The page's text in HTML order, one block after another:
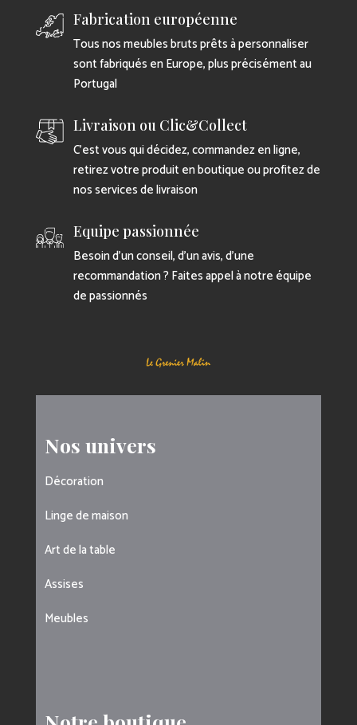
Fabrication européenne
Tous nos meubles bruts prêts à personnaliser
sont fabriqués en Europe, plus précisément au
Portugal
Livraison ou Clic&Collect
C’est vous qui décidez, commandez en ligne,
retirez votre produit en boutique ou profitez de
nos services de livraison
Equipe passionnée
Besoin d’un conseil, d’un avis, d’une
recommandation ? Faites appel à notre équipe
de passionnés
Nos univers
Décoration
Linge de maison
Art de la table
Assises
Meubles